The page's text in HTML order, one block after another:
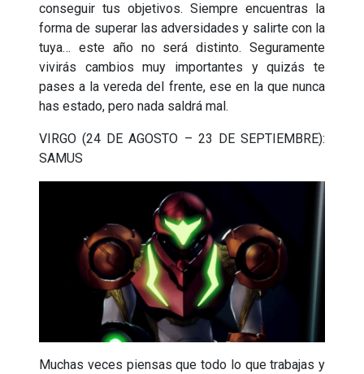
conseguir tus objetivos. Siempre encuentras la
forma de superar las adversidades y salirte con la
tuya… este año no será distinto. Seguramente
vivirás cambios muy importantes y quizás te
pases a la vereda del frente, ese en la que nunca
has estado, pero nada saldrá mal.
VIRGO (24 DE AGOSTO – 23 DE SEPTIEMBRE):
SAMUS
Muchas veces piensas que todo lo que trabajas y